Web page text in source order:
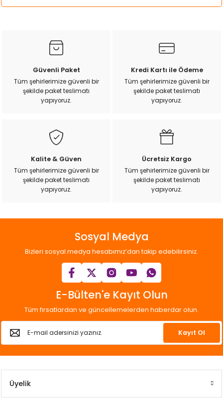
Görüş ve önerileriniz için teşekkür ederiz.
Ürün açıklamasında eksik bilgiler bulunuyor.
Ürün bilgilerinde hatalar bulunuyor.
Ürün fiyatı diğer sitelerden daha pahalı.
Güvenli Paket
Tüm şehirlerimize güvenli bir
şekilde paket teslimatı
yapıyoruz.
Kredi Kartı ile Ödeme
Tüm şehirlerimize güvenli bir
şekilde paket teslimatı
yapıyoruz.
Kalite & Güven
Tüm şehirlerimize güvenli bir
şekilde paket teslimatı
yapıyoruz.
Ücretsiz Kargo
Tüm şehirlerimize güvenli bir
şekilde paket teslimatı
yapıyoruz.
Sosyal Medya
Bizleri sosyal medya hesabımız’dan takip edebilirsiniz.
E-Bülten'e Kayıt Olun
Tüm fırsatlardan ve güncellemelerden haberdar olun.
Kayıt Ol
Üyelik